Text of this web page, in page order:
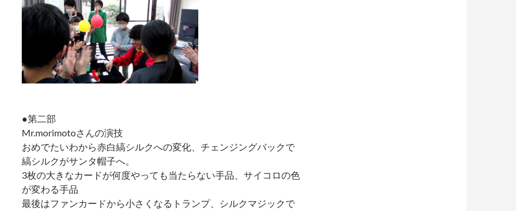
●第二部
Mr.morimotoさんの演技
おめでたいわから赤白縞シルクへの変化、チェンジングバックで
縞シルクがサンタ帽子へ。
3枚の大きなカードが何度やっても当たらない手品、サイコロの色
が変わる手品
最後はファンカードから小さくなるトランプ、シルクマジックで